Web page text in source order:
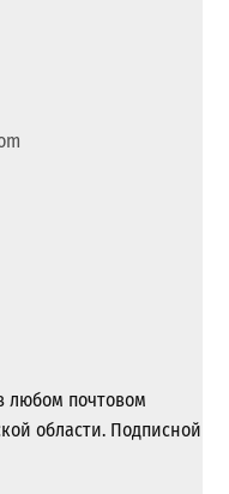
любом почтовом
области. Подписной